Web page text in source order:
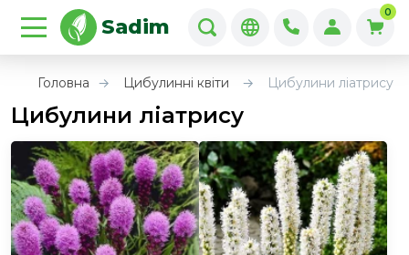
Sadim
0
Головна Цибулинні квіти Цибулини ліатрису
Цибулини ліатрису